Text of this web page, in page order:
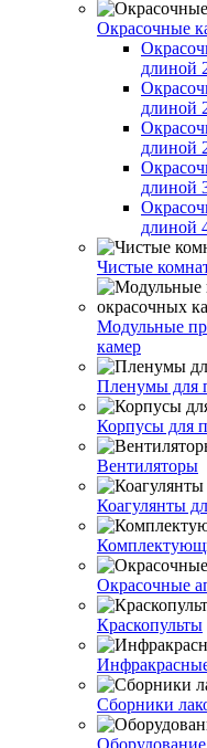
Окрасочные
длиной
длиной
длиной
длиной
длиной
Чистые
Модульные
камер
Пленумы для
Корпусы для
Вентиляторы
Коагулянты
Окрасочные
Краскопульты
Сборники